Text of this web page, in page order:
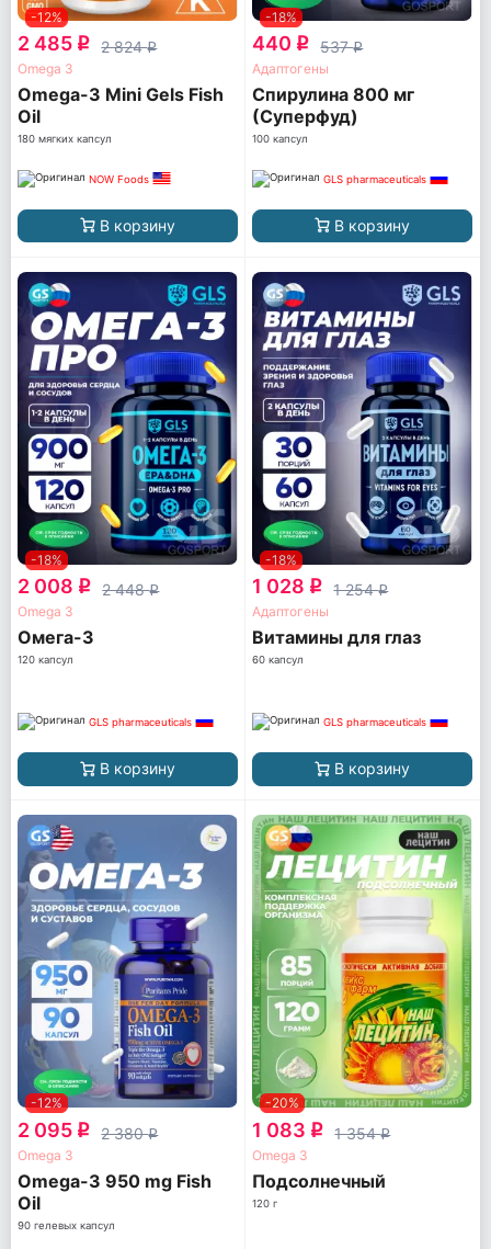
-12%
2 485 q 2 824q
Omega 3
Omega-3 Mini Gels Fish
Oil
180 мягких капсул
NOW Foods
В корзину
-18%
440 q 537q
Адаптогены
Спирулина 800 мг
(Суперфуд)
100 капсул
GLS pharmaceuticals
В корзину
-18%
2 008 q 2 448q
Omega 3
Омега-3
120 капсул
GLS pharmaceuticals
В корзину
-18%
1 028 q 1 254q
Адаптогены
Витамины для глаз
60 капсул
GLS pharmaceuticals
В корзину
-12%
2 095 q 2 380q
Omega 3
Omega-3 950 mg Fish
Oil
90 гелевых капсул
-20%
1 083 q 1 354q
Omega 3
Подсолнечный
120 г